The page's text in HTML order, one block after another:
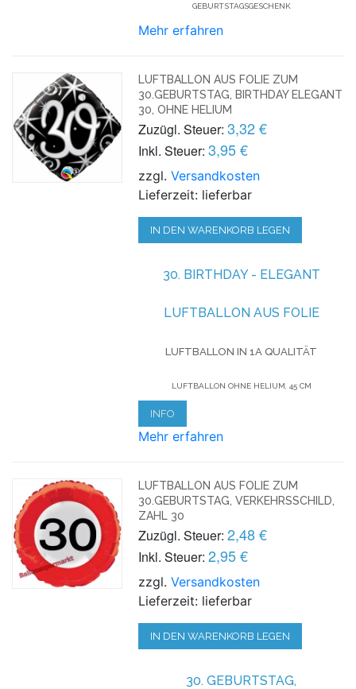
GEBURTSTAGSGESCHENK
Mehr erfahren
LUFTBALLON AUS FOLIE ZUM
30.GEBURTSTAG, BIRTHDAY ELEGANT
30, OHNE HELIUM
Zuzügl. Steuer: 3,32 €
Inkl. Steuer: 3,95 €
zzgl.Versandkosten
Lieferzeit: lieferbar
IN DEN WARENKORB LEGEN
30. BIRTHDAY - ELEGANT
LUFTBALLON AUS FOLIE
LUFTBALLON IN 1A QUALITÄT
LUFTBALLON OHNE HELIUM, 45 CM
INFO
Mehr erfahren
LUFTBALLON AUS FOLIE ZUM
30.GEBURTSTAG, VERKEHRSSCHILD,
ZAHL 30
Zuzügl. Steuer: 2,48 €
Inkl. Steuer: 2,95 €
zzgl.Versandkosten
Lieferzeit: lieferbar
IN DEN WARENKORB LEGEN
30. GEBURTSTAG,